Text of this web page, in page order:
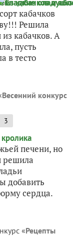
кабачков
Решила
кабачков. А
пусть
в тесто
Весенний конкурс
3
печени, но
решила
добавить
сердца.
«Рецепты